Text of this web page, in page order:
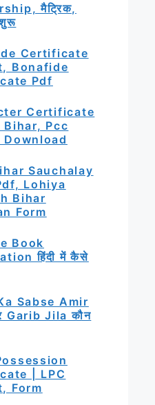
मैट्रिक,
Certificate
Bonafide
Pdf
Certificate
Bihar, Pcc
Sauchalay
Lohiya
Bihar
Form
Book
हिंदी में कैसे
Sabse Amir
Garib Jila कौन
| LPC
Form